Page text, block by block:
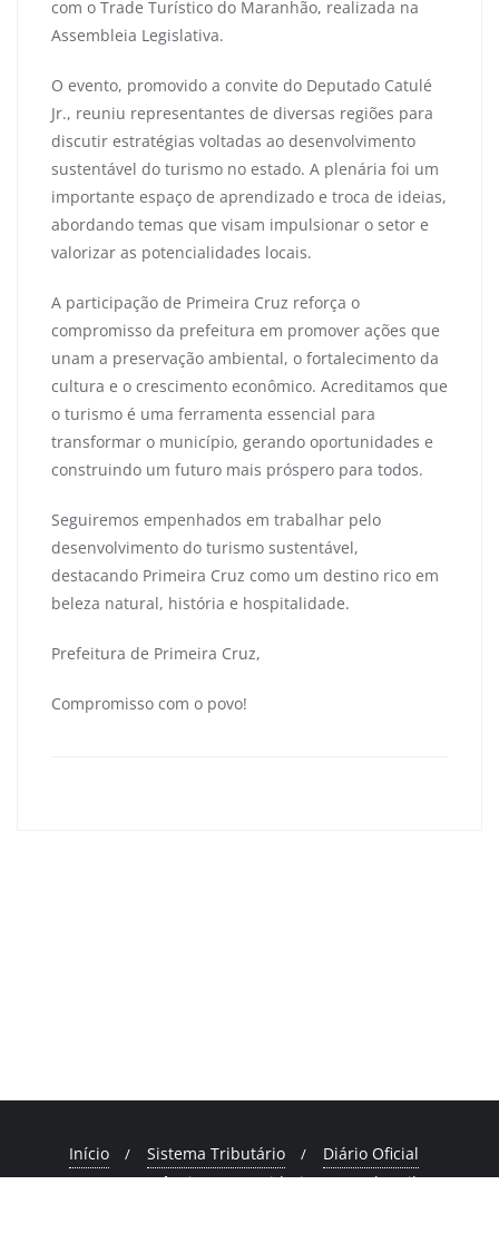
com o Trade Turístico do Maranhão, realizada na
Assembleia Legislativa.
O evento, promovido a convite do Deputado Catulé
Jr., reuniu representantes de diversas regiões para
discutir estratégias voltadas ao desenvolvimento
sustentável do turismo no estado. A plenária foi um
importante espaço de aprendizado e troca de ideias,
abordando temas que visam impulsionar o setor e
valorizar as potencialidades locais.
A participação de Primeira Cruz reforça o
compromisso da prefeitura em promover ações que
unam a preservação ambiental, o fortalecimento da
cultura e o crescimento econômico. Acreditamos que
o turismo é uma ferramenta essencial para
transformar o município, gerando oportunidades e
construindo um futuro mais próspero para todos.
Seguiremos empenhados em trabalhar pelo
desenvolvimento do turismo sustentável,
destacando Primeira Cruz como um destino rico em
beleza natural, história e hospitalidade.
Prefeitura de Primeira Cruz,
Compromisso com o povo!
Início Sistema Tributário
Diário Oficial
Transparência
Ouvidoria
Webmail